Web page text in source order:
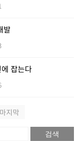
발
잡는다
마지막
검색